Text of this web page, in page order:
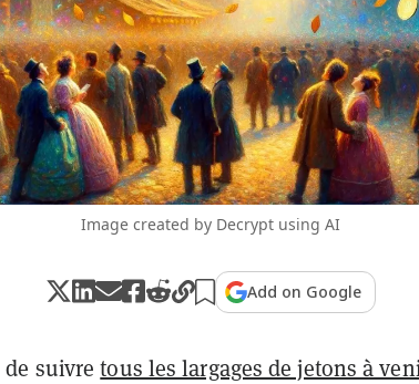
Image created by Decrypt using AI
Add on Google
suivretous les largages de jetons à